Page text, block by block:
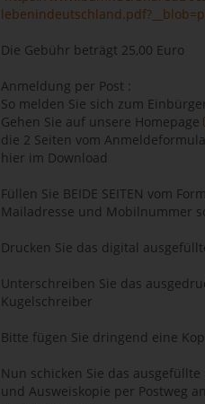
Die Gebühr beträgt 25,00 Euro
Anmeldung per Post :
So melden Sie sich zum
Gehen Sie auf unsere Homepage
die 2 Seiten vom
hier im Download
Füllen Sie BEIDE SEITEN vom
Mailadresse und Mobilnummer
Drucken Sie das digital
Unterschreiben Sie das
Kugelschreiber
Bitte fügen Sie dringend eine
Nun schicken Sie das
und Ausweiskopie per Postweg